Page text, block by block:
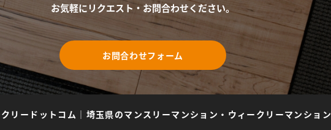
お気軽にリクエスト・お問合わせください。
お問合わせフォーム
リードットコム ｜ 埼玉県のマンスリーマンション・ウィークリーマンション